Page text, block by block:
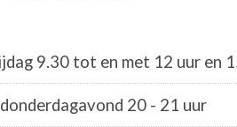
9.30 tot en met 12 uur en
20 - 21 uur